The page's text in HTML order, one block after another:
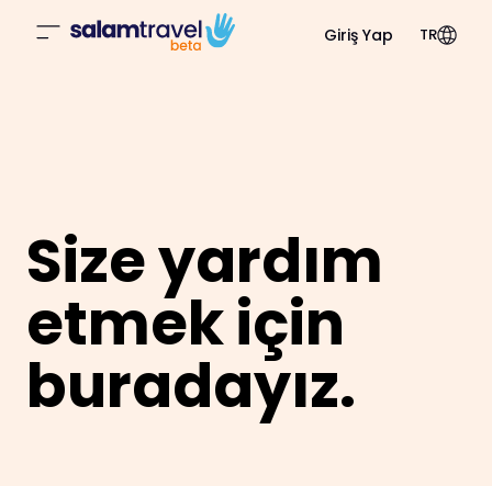
Giriş Yap TR
Size yardım
etmek için
buradayız.